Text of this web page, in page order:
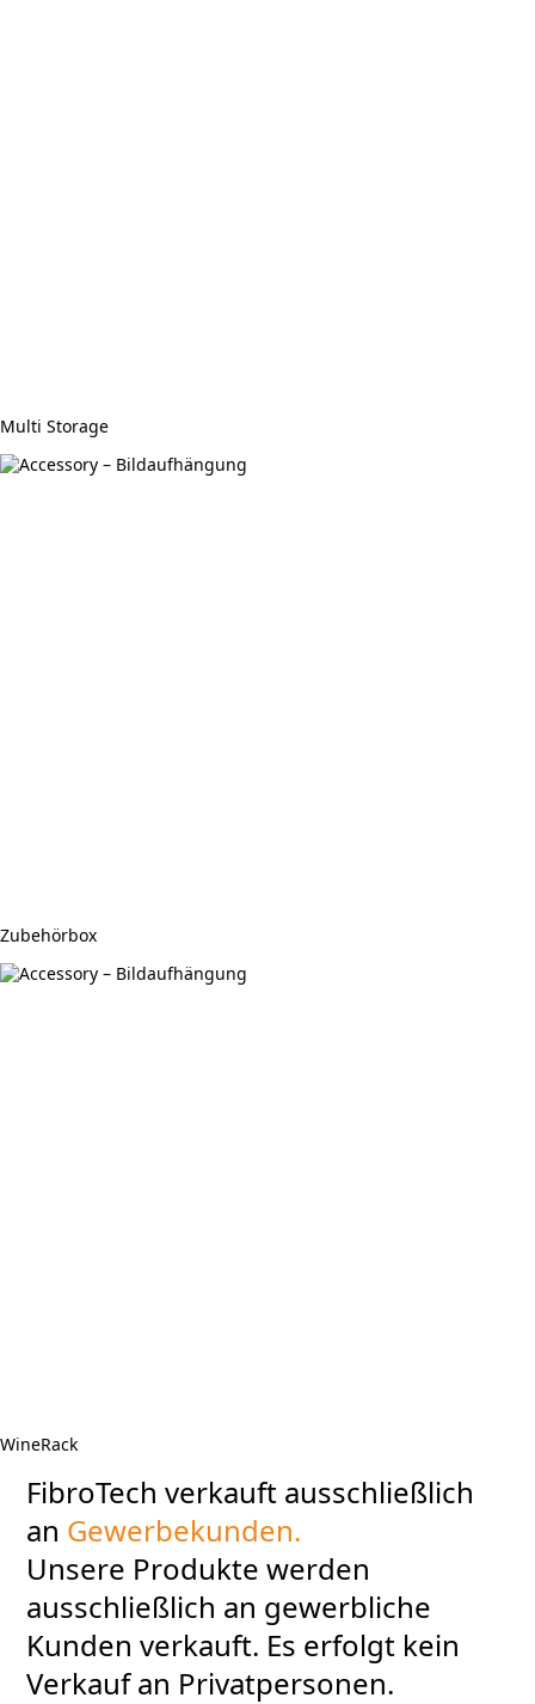
Multi Storage
Zubehörbox
WineRack
FibroTech verkauft ausschließlich
an Gewerbekunden.
Unsere Produkte werden
ausschließlich an gewerbliche
Kunden verkauft. Es erfolgt kein
Verkauf an Privatpersonen.